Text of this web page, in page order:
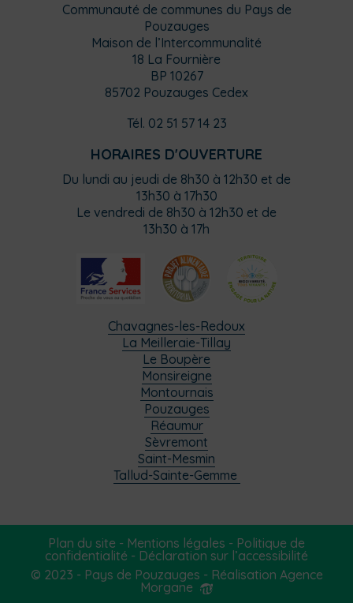
Communauté de communes du Pays de
Pouzauges
Maison de l’Intercommunalité
18 La Fournière
BP 10267
85702 Pouzauges Cedex
Tél. 02 51 57 14 23
HORAIRES D'OUVERTURE
Du lundi au jeudi de 8h30 à 12h30 et de
13h30 à 17h30
Le vendredi de 8h30 à 12h30 et de
13h30 à 17h
Chavagnes-les-Redoux
La Meilleraie-Tillay
Le Boupère
Monsireigne
Montournais
Pouzauges
Réaumur
Sèvremont
Saint-Mesmin
Tallud-Sainte-Gemme
Plan du site - Mentions légales - Politique de
confidentialité - Déclaration sur l’accessibilité
© 2023 - Pays de Pouzauges - Réalisation Agence
Morgane